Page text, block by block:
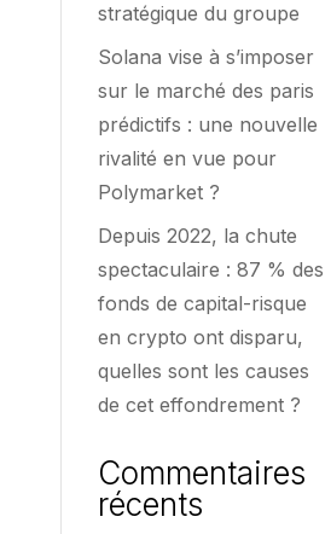
stratégique du groupe
Solana vise à s’imposer
sur le marché des paris
prédictifs : une nouvelle
rivalité en vue pour
Polymarket ?
Depuis 2022, la chute
spectaculaire : 87 % des
fonds de capital-risque
en crypto ont disparu,
quelles sont les causes
de cet effondrement ?
Commentaires
récents